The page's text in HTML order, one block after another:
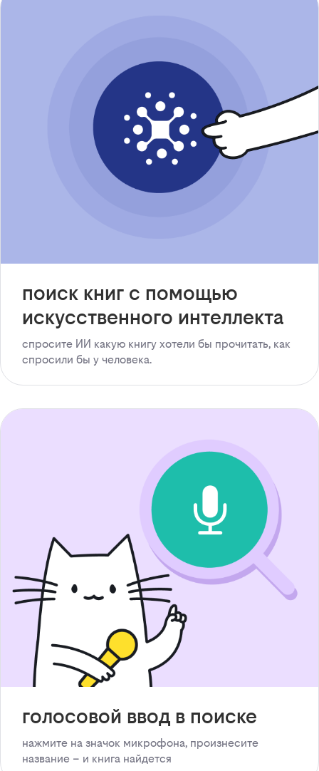
поиск книг с помощью
искусственного интеллекта
спросите ИИ какую книгу хотели бы прочитать, как
спросили бы у человека.
голосовой ввод в поиске
нажмите на значок микрофона, произнесите
название – и книга найдется